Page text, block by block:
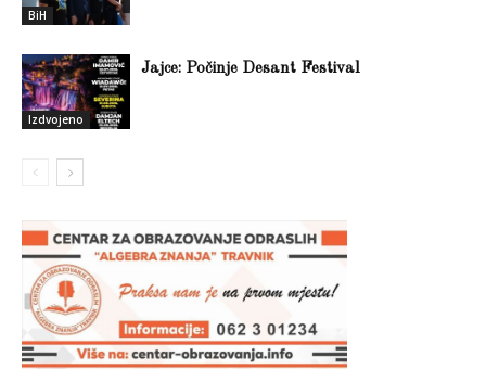
BiH
Izdvojeno
Jajce: Počinje Desant Festival